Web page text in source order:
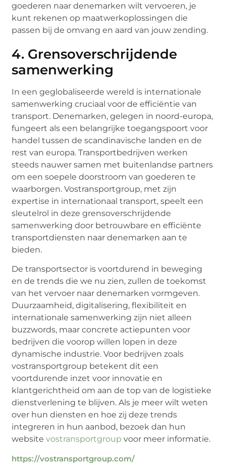
goederen naar denemarken wilt vervoeren, je
kunt rekenen op maatwerkoplossingen die
passen bij de omvang en aard van jouw zending.
4. Grensoverschrijdende
samenwerking
In een geglobaliseerde wereld is internationale
samenwerking cruciaal voor de efficiëntie van
transport. Denemarken, gelegen in noord-europa,
fungeert als een belangrijke toegangspoort voor
handel tussen de scandinavische landen en de
rest van europa. Transportbedrijven werken
steeds nauwer samen met buitenlandse partners
om een soepele doorstroom van goederen te
waarborgen. Vostransportgroup, met zijn
expertise in internationaal transport, speelt een
sleutelrol in deze grensoverschrijdende
samenwerking door betrouwbare en efficiënte
transportdiensten naar denemarken aan te
bieden.
De transportsector is voortdurend in beweging
en de trends die we nu zien, zullen de toekomst
van het vervoer naar denemarken vormgeven.
Duurzaamheid, digitalisering, flexibiliteit en
internationale samenwerking zijn niet alleen
buzzwords, maar concrete actiepunten voor
bedrijven die voorop willen lopen in deze
dynamische industrie. Voor bedrijven zoals
vostransportgroup betekent dit een
voortdurende inzet voor innovatie en
klantgerichtheid om aan de top van de logistieke
dienstverlening te blijven. Als je meer wilt weten
over hun diensten en hoe zij deze trends
integreren in hun aanbod, bezoek dan hun
websitevostransportgroupvoor meer informatie.
https://vostransportgroup.com/